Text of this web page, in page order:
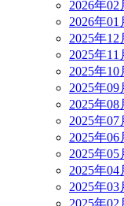
2026年02
2026年01
2025年12
2025年11
2025年10
2025年09
2025年08
2025年07
2025年06
2025年05
2025年04
2025年03
2025年02